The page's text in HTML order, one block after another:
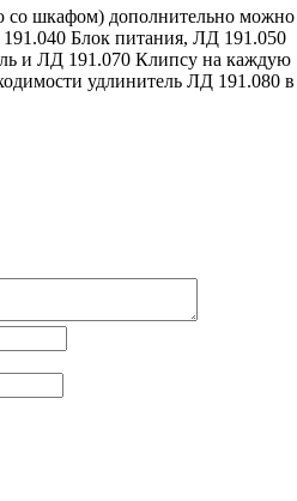
со шкафом) дополнительно можно
191.040 Блок питания, ЛД 191.050
и ЛД 191.070 Клипсу на каждую
удлинитель ЛД 191.080 в